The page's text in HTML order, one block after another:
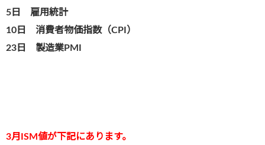
5日 雇用統計
10日 消費者物価指数（CPI）
23日 製造業PMI
3月ISM値が下記にあります。